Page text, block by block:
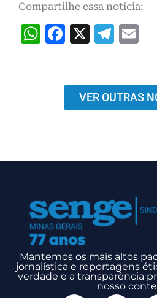
Compartilhe essa notícia:
WhatsApp
Facebook
X
VER OUTRAS
Mantemos os mais altos
jornalística e reportagens
verdade e a transparência
nosso